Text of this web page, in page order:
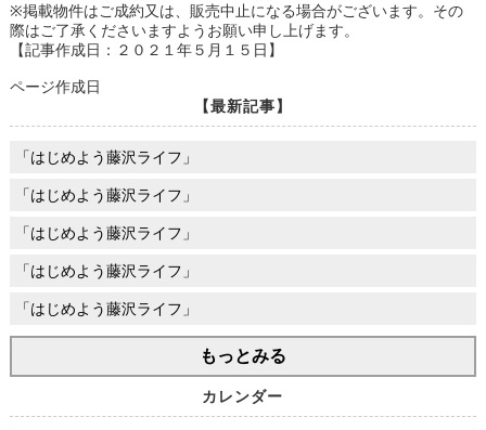
※掲載物件はご成約又は、販売中止になる場合がございます。その
際はご了承くださいますようお願い申し上げます。
【記事作成日：２０２１年５月１５日】
ページ作成日
【最新記事】
「はじめよう藤沢ライフ」
「はじめよう藤沢ライフ」
「はじめよう藤沢ライフ」
「はじめよう藤沢ライフ」
「はじめよう藤沢ライフ」
もっとみる
カレンダー